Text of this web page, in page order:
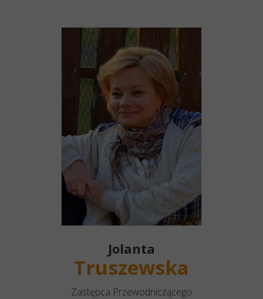
Jolanta
Truszewska
Zastępca Przewodniczącego